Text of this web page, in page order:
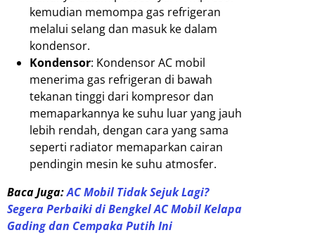
kemudian memompa gas refrigeran
melalui selang dan masuk ke dalam
kondensor.
Kondensor: Kondensor AC mobil
menerima gas refrigeran di bawah
tekanan tinggi dari kompresor dan
memaparkannya ke suhu luar yang jauh
lebih rendah, dengan cara yang sama
seperti radiator memaparkan cairan
pendingin mesin ke suhu atmosfer.
Baca Juga:AC Mobil Tidak Sejuk Lagi?
Segera Perbaiki di Bengkel AC Mobil Kelapa
Gading dan Cempaka Putih Ini